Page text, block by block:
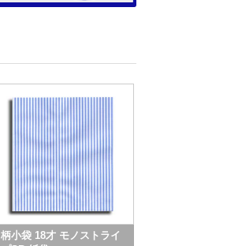
柄小袋 18才 モノストライ